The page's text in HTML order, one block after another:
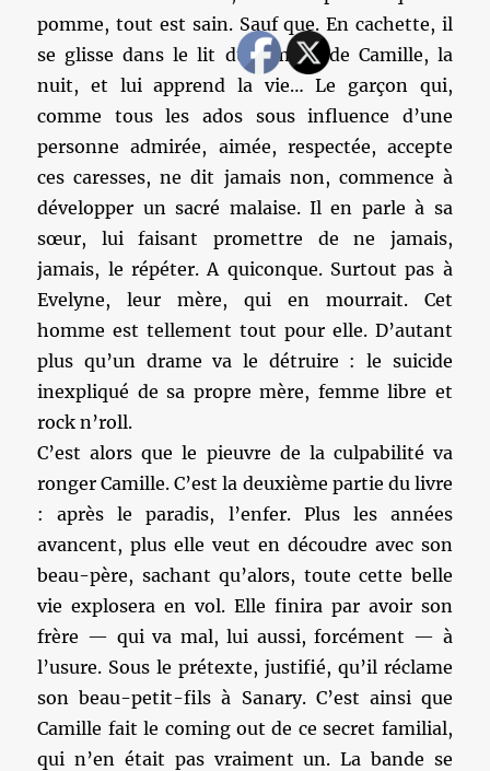
pomme, tout est sain. Sauf que. En cachette, il
se glisse dans le lit du jumeau de Camille, la
nuit, et lui apprend la vie… Le garçon qui,
comme tous les ados sous influence d’une
personne admirée, aimée, respectée, accepte
ces caresses, ne dit jamais non, commence à
développer un sacré malaise. Il en parle à sa
sœur, lui faisant promettre de ne jamais,
jamais, le répéter. A quiconque. Surtout pas à
Evelyne, leur mère, qui en mourrait. Cet
homme est tellement tout pour elle. D’autant
plus qu’un drame va le détruire : le suicide
inexpliqué de sa propre mère, femme libre et
rock n’roll.
C’est alors que le pieuvre de la culpabilité va
ronger Camille. C’est la deuxième partie du livre
: après le paradis, l’enfer. Plus les années
avancent, plus elle veut en découdre avec son
beau-père, sachant qu’alors, toute cette belle
vie explosera en vol. Elle finira par avoir son
frère — qui va mal, lui aussi, forcément — à
l’usure. Sous le prétexte, justifié, qu’il réclame
son beau-petit-fils à Sanary. C’est ainsi que
Camille fait le coming out de ce secret familial,
qui n’en était pas vraiment un. La bande se